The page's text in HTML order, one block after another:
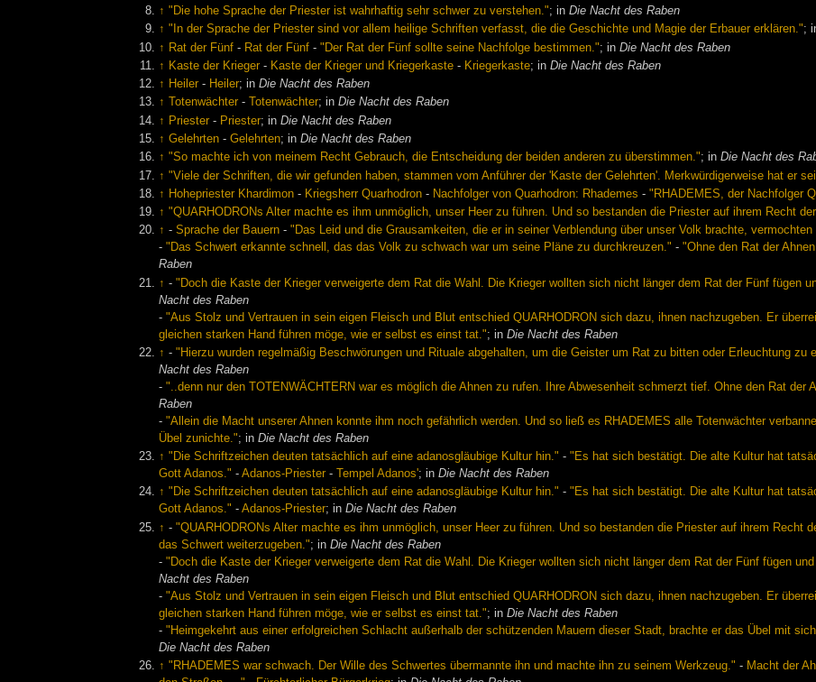
↑ "Die hohe Sprache der Priester ist wahrhaftig sehr schwer zu verstehen."; inDie Nacht des Raben
↑ "In der Sprache der Priester sind vor allem heilige Schriften verfasst, die die Geschichte und Magie der Erbauer erklären.";
↑ Rat der Fünf - Rat der Fünf -"Der Rat der Fünf sollte seine Nachfolge bestimmen."; inDie Nacht des Raben
↑ Kaste der Krieger - Kaste der Krieger und Kriegerkaste - Kriegerkaste; inDie Nacht des Raben
↑ Heiler - Heiler; inDie Nacht des Raben
↑
Totenwächter - Totenwächter; inDie Nacht des Raben
↑ Priester - Priester; inDie Nacht des Raben
↑ Gelehrten -Gelehrten; inDie Nacht des Raben
↑ "So machte ich von meinem Recht Gebrauch, die Entscheidung der beiden anderen zu überstimmen."; inDie Nacht des
↑ "Viele der Schriften, die wir gefunden haben, stammen vom Anführer der 'Kaste der Gelehrten'. Merkwürdigerweise hat er
↑ Hohepriester Khardimon - Kriegsherr Quarhodron - Nachfolger von Quarhodron: Rhademes -"RHADEMES, der Nachfolger
↑ "QUARHODRONs Alter machte es ihm unmöglich, unser Heer zu führen. Und so bestanden die Priester auf ihrem Recht
↑ -Sprache der Bauern -"Das Leid und die Grausamkeiten, die er in seiner Verblendung über unser Volk brachte,
-"Das Schwert erkannte schnell, das das Volk zu schwach war um seine Pläne zu durchkreuzen." -"Ohne den Rat der
Raben
↑ -"Doch die Kaste der Krieger verweigerte dem Rat die Wahl. Die Krieger wollten sich nicht länger dem Rat der Fünf fügen
Nacht des Raben
-"Aus Stolz und Vertrauen in sein eigen Fleisch und Blut entschied QUARHODRON sich dazu, ihnen nachzugeben. Er
gleichen starken Hand führen möge, wie er selbst es einst tat."; inDie Nacht des Raben
↑ -"Hierzu wurden regelmäßig Beschwörungen und Rituale abgehalten, um die Geister um Rat zu bitten oder Erleuchtung zu
Nacht des Raben
-"..denn nur den TOTENWÄCHTERN war es möglich die Ahnen zu rufen. Ihre Abwesenheit schmerzt tief. Ohne den Rat der
Raben
-"Allein die Macht unserer Ahnen konnte ihm noch gefährlich werden. Und so ließ es RHADEMES alle Totenwächter
Übel zunichte."; inDie Nacht des Raben
↑ "Die Schriftzeichen deuten tatsächlich auf eine adanosgläubige Kultur hin." -"Es hat sich bestätigt. Die alte Kultur hat
Gott Adanos." -Adanos-Priester - Tempel Adanos'; inDie Nacht des Raben
↑ "Die Schriftzeichen deuten tatsächlich auf eine adanosgläubige Kultur hin." -"Es hat sich bestätigt. Die alte Kultur hat
Gott Adanos." -Adanos-Priester; inDie Nacht des Raben
↑ -"QUARHODRONs Alter machte es ihm unmöglich, unser Heer zu führen. Und so bestanden die Priester auf ihrem Recht
das Schwert weiterzugeben."; inDie Nacht des Raben
-"Doch die Kaste der Krieger verweigerte dem Rat die Wahl. Die Krieger wollten sich nicht länger dem Rat der Fünf fügen
Nacht des Raben
-"Aus Stolz und Vertrauen in sein eigen Fleisch und Blut entschied QUARHODRON sich dazu, ihnen nachzugeben. Er
gleichen starken Hand führen möge, wie er selbst es einst tat."; inDie Nacht des Raben
-"Heimgekehrt aus einer erfolgreichen Schlacht außerhalb der schützenden Mauern dieser Stadt, brachte er das Übel mit
Die Nacht des Raben
↑ "RHADEMES war schwach. Der Wille des Schwertes übermannte ihn und machte ihn zu seinem Werkzeug." - Macht der